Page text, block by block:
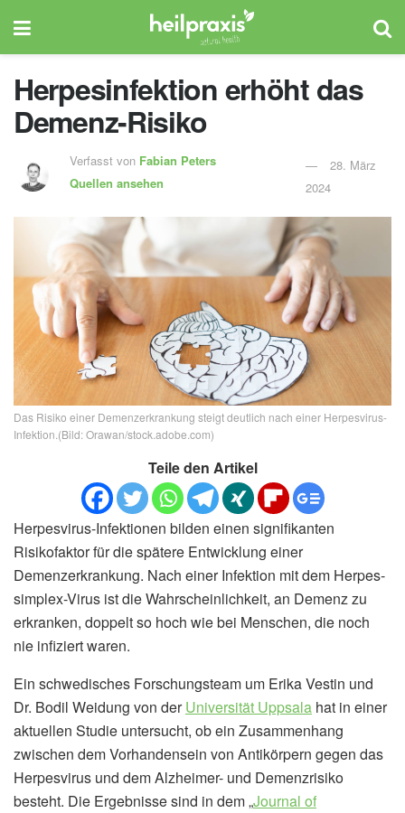
Herpesinfektion erhöht das
Demenz-Risiko
Verfasst von Fabian Peters
Quellen ansehen
28. März
2024
Das Risiko einer Demenzerkrankung steigt deutlich nach einer Herpesvirus-
Infektion.(Bild: Orawan/stock.adobe.com)
Teile den Artikel
Herpesvirus-Infektionen bilden einen signifikanten
Risikofaktor für die spätere Entwicklung einer
Demenzerkrankung. Nach einer Infektion mit dem Herpes-
simplex-Virus ist die Wahrscheinlichkeit, an Demenz zu
erkranken, doppelt so hoch wie bei Menschen, die noch
nie infiziert waren.
Ein schwedisches Forschungsteam um Erika Vestin und
Dr. Bodil Weidung von derUniversität Uppsala hat in einer
aktuellen Studie untersucht, ob ein Zusammenhang
zwischen dem Vorhandensein von Antikörpern gegen das
Herpesvirus und dem Alzheimer- und Demenzrisiko
besteht. Die Ergebnisse sind in dem „Journal of